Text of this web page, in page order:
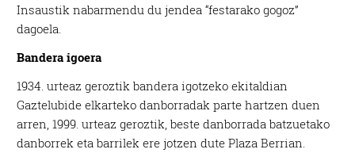
Insaustik nabarmendu du jendea “festarako gogoz”
dagoela.
Bandera igoera
1934. urteaz geroztik bandera igotzeko ekitaldian
Gaztelubide elkarteko danborradak parte hartzen duen
arren, 1999. urteaz geroztik, beste danborrada batzuetako
danborrek eta barrilek ere jotzen dute Plaza Berrian.